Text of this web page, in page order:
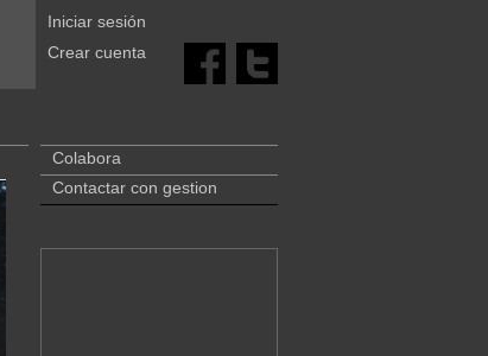
Iniciar sesión
Crear cuenta
Colabora
Contactar con gestion